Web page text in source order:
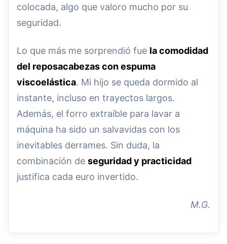
colocada, algo que valoro mucho por su
seguridad.
Lo que más me sorprendió fue la comodidad
del reposacabezas con espuma
viscoelástica. Mi hijo se queda dormido al
instante, incluso en trayectos largos.
Además, el forro extraíble para lavar a
máquina ha sido un salvavidas con los
inevitables derrames. Sin duda, la
combinación de seguridad y practicidad
justifica cada euro invertido.
M.G.